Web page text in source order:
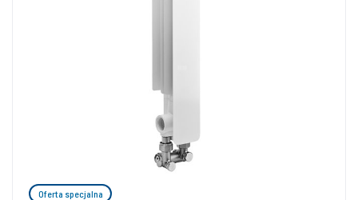
Oferta specjalna